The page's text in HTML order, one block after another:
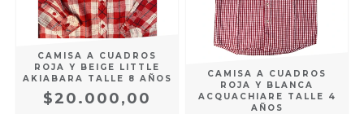
CAMISA A CUADROS
ROJA Y BEIGE LITTLE
AKIABARA TALLE 8 AÑOS
$20.000,00
CAMISA A CUADROS
ROJA Y BLANCA
ACQUACHIARE TALLE 4
AÑOS